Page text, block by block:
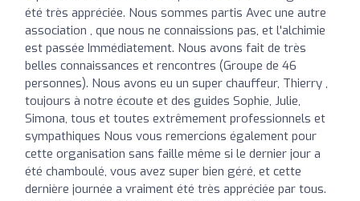
été très appréciée. Nous sommes partis Avec une autre
association , que nous ne connaissions pas, et l'alchimie
est passée Immédiatement. Nous avons fait de très
belles connaissances et rencontres (Groupe de 46
personnes). Nous avons eu un super chauffeur, Thierry ,
toujours à notre écoute et des guides Sophie, Julie,
Simona, tous et toutes extrêmement professionnels et
sympathiques Nous vous remercions également pour
cette organisation sans faille même si le dernier jour a
été chamboulé, vous avez super bien géré, et cette
dernière journée a vraiment été très appréciée par tous.